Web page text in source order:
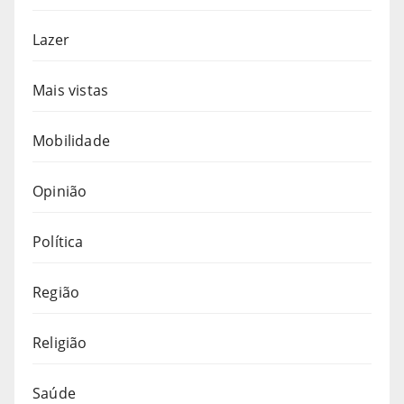
Lazer
Mais vistas
Mobilidade
Opinião
Política
Região
Religião
Saúde